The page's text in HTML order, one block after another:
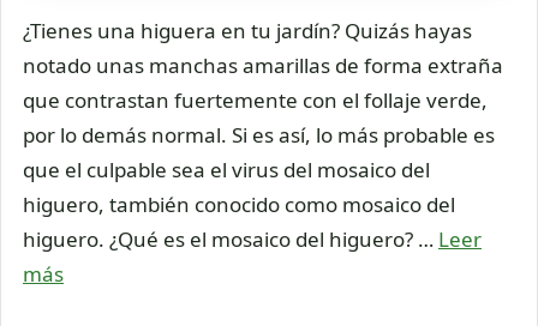
¿Tienes una higuera en tu jardín? Quizás hayas
notado unas manchas amarillas de forma extraña
que contrastan fuertemente con el follaje verde,
por lo demás normal. Si es así, lo más probable es
que el culpable sea el virus del mosaico del
higuero, también conocido como mosaico del
higuero. ¿Qué es el mosaico del higuero? … Leer
más